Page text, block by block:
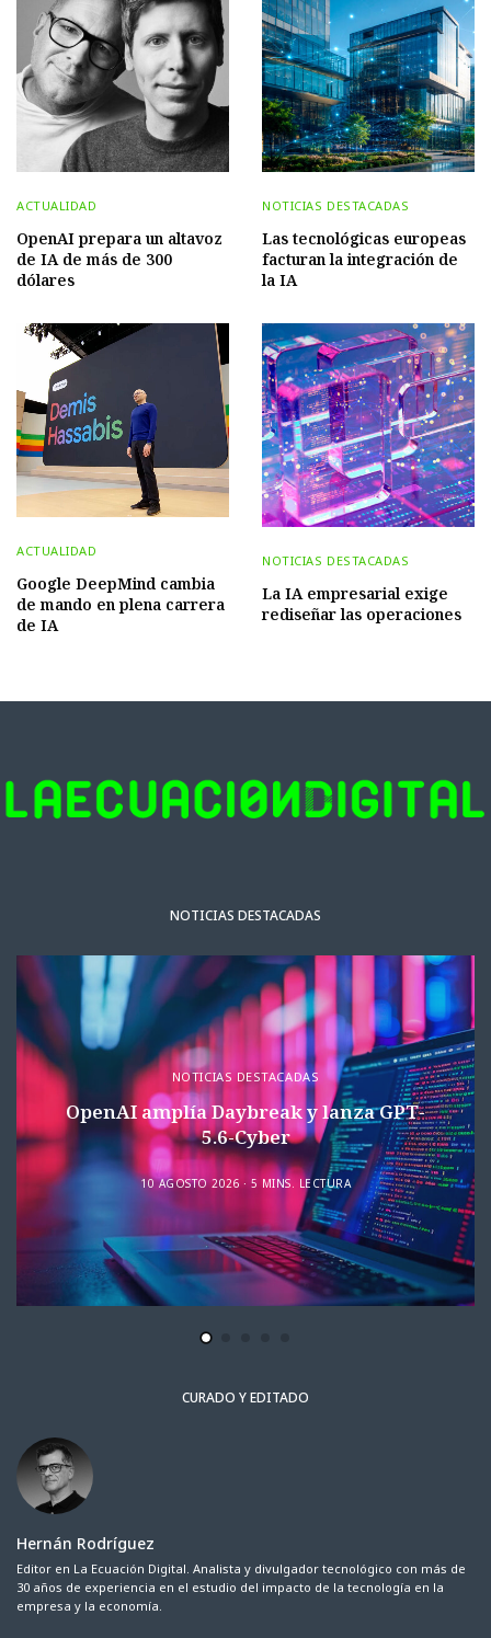
ACTUALIDAD
OpenAI prepara un altavoz
de IA de más de 300
dólares
NOTICIAS DESTACADAS
Las tecnológicas europeas
facturan la integración de
la IA
ACTUALIDAD
Google DeepMind cambia
de mando en plena carrera
de IA
NOTICIAS DESTACADAS
La IA empresarial exige
rediseñar las operaciones
NOTICIAS DESTACADAS
NOTICIAS DESTACADAS
OpenAI amplía Daybreak y lanza GPT-
5.6-Cyber
10 AGOSTO 2026 5 MINS. LECTURA
CURADO Y EDITADO
Hernán Rodríguez
Editor en La Ecuación Digital. Analista y divulgador tecnológico con más de
30 años de experiencia en el estudio del impacto de la tecnología en la
empresa y la economía.